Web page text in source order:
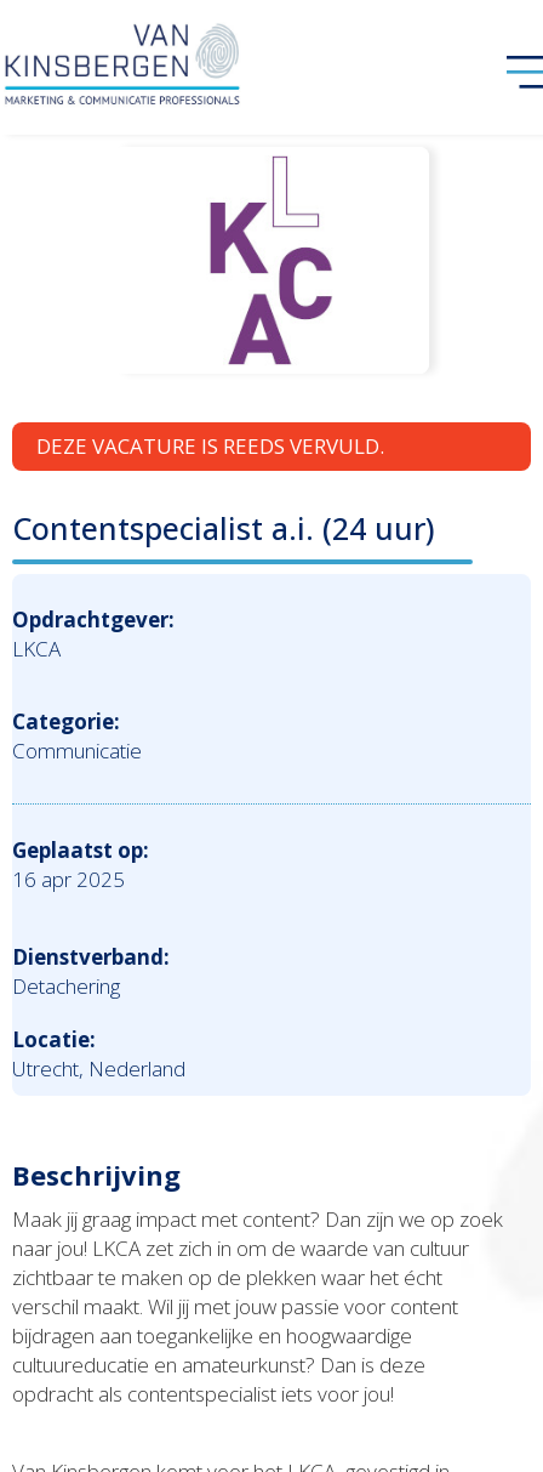
DEZE VACATURE IS REEDS VERVULD.
Contentspecialist a.i. (24 uur)
Opdrachtgever:
LKCA
Categorie:
Communicatie
Geplaatst op:
16 apr 2025
Dienstverband:
Detachering
Locatie:
Utrecht, Nederland
Beschrijving
Maak jij graag impact met content? Dan zijn we op zoek
naar jou! LKCA zet zich in om de waarde van cultuur
zichtbaar te maken op de plekken waar het écht
verschil maakt. Wil jij met jouw passie voor content
bijdragen aan toegankelijke en hoogwaardige
cultuureducatie en amateurkunst? Dan is deze
opdracht als contentspecialist iets voor jou!